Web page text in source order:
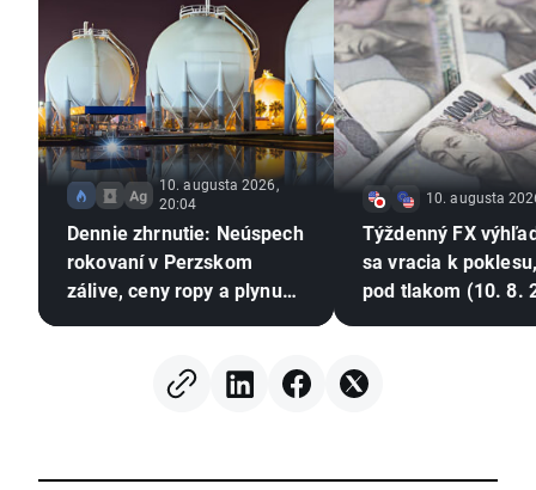
10. augusta 2026,
20:04
Dennie zhrnutie: Neúspech
rokovaní v Perzskom
zálive, ceny ropy a plynu
10. augusta
Týždenný FX
sa vracia k
pod tlakom (10. 8.